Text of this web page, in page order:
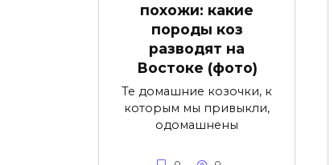
похожи: какие
породы коз
разводят на
Востоке (фото)
Те домашние козочки, к
которым мы привыкли,
одомашнены